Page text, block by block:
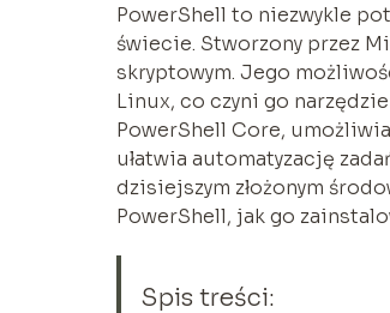
PowerShell to niezwykle
świecie. Stworzony przez
skryptowym. Jego
Linux, co czyni go
PowerShell Core,
ułatwia automatyzację
dzisiejszym złożonym
PowerShell, jak go
Spis treści: